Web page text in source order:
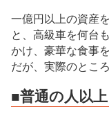
一億円以上の資産
と、高級車を何台
かけ、豪華な食事
だが、実際のとこ
■普通の人以